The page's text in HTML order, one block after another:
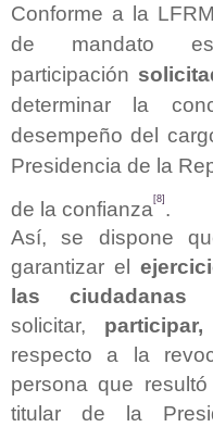
Conforme a la
de mandato
participación
determinar la
desempeño del
Presidencia de la
de la confianza [8]
Así, se dispone
garantizar el
las
solicitar,
participar,
respecto a la
persona que
titular de la